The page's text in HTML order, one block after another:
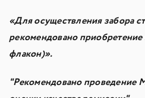
«Для осуществления забора
рекомендовано
флакон)».
"Рекомендовано проведение